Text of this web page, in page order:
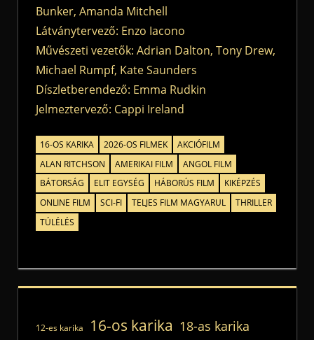
Bunker, Amanda Mitchell
Látványtervező: Enzo Iacono
Művészeti vezetők: Adrian Dalton, Tony Drew,
Michael Rumpf, Kate Saunders
Díszletberendező: Emma Rudkin
Jelmeztervező: Cappi Ireland
16-OS KARIKA 2026-OS FILMEK
AKCIÓFILM
ALAN RITCHSON
AMERIKAI FILM
ANGOL FILM
BÁTORSÁG
ELIT EGYSÉG HÁBORÚS FILM
KIKÉPZÉS
ONLINE FILM
SCI-FI TELJES FILM MAGYARUL
THRILLER
TÚLÉLÉS
12-es karika 16-os karika 18-as karika